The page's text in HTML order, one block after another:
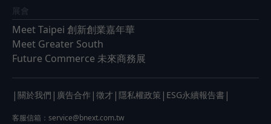
展會
Meet Taipei 創新創業嘉年華
Meet Greater South
Future Commerce 未來商務展
| 關於我們 | 廣告合作 | 徵才 | 隱私權政策 | ESG永續報告書 |
客服信箱： service@bnext.com.tw